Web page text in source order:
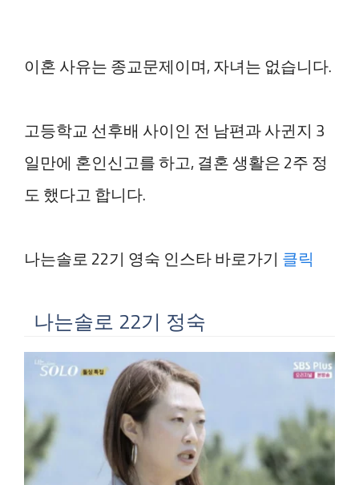
이혼 사유는 종교문제이며, 자녀는 없습니다.
고등학교 선후배 사이인 전 남편과 사귄지 3
일만에 혼인신고를 하고, 결혼 생활은 2주 정
도 했다고 합니다.
나는솔로 22기 영숙 인스타 바로가기 클릭
나는솔로 22기 정숙